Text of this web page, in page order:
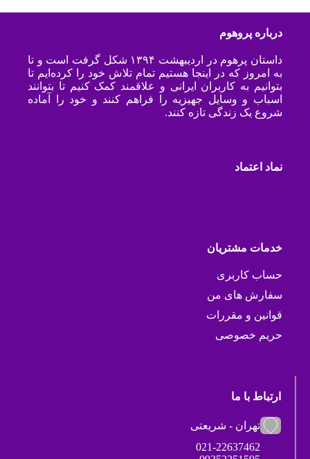
درباره پروهوم
داستان پرهوم در اردیبهشت ۱۳۹۴ شکل گرفت است و تا
به امروز که در اینجا هستیم تمام تلاش خود را کرده‌ایم تا
بتوانیم به کاربران ایرانی و علاقمند کمک کنیم تا بتوانند
اسباب و وسایل جهیزیه را فراهم کنند و خود را آماده
شروع یک زندگی تازه کنند.
نماد اعتماد
خدمات مشتریان
حساب کاربری
سفارش های من
قوانین و مقررات
حریم خصوصی
ارتباط با ما
تهران - شریعتی
021-22637462